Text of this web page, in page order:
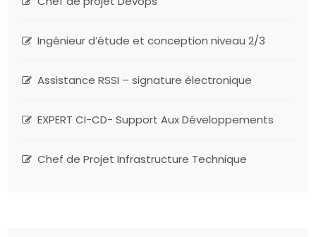
Ingénieur d’étude et conception niveau 2/3
Assistance RSSI – signature électronique
EXPERT CI-CD- Support Aux Développements
Chef de Projet Infrastructure Technique